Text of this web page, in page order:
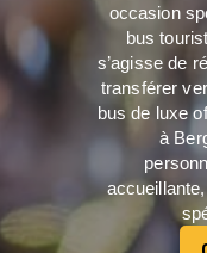
occasion
bus
s’agisse de
transférer
bus de luxe
à